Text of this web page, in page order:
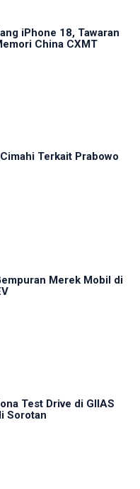
iPhone 18, Tawaran
China CXMT
Terkait Prabowo
Merek Mobil di
Test Drive di GIIAS
Sorotan